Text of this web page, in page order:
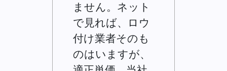
ません。ネット
で見れば、ロウ
付け業者そのも
のはいますが、